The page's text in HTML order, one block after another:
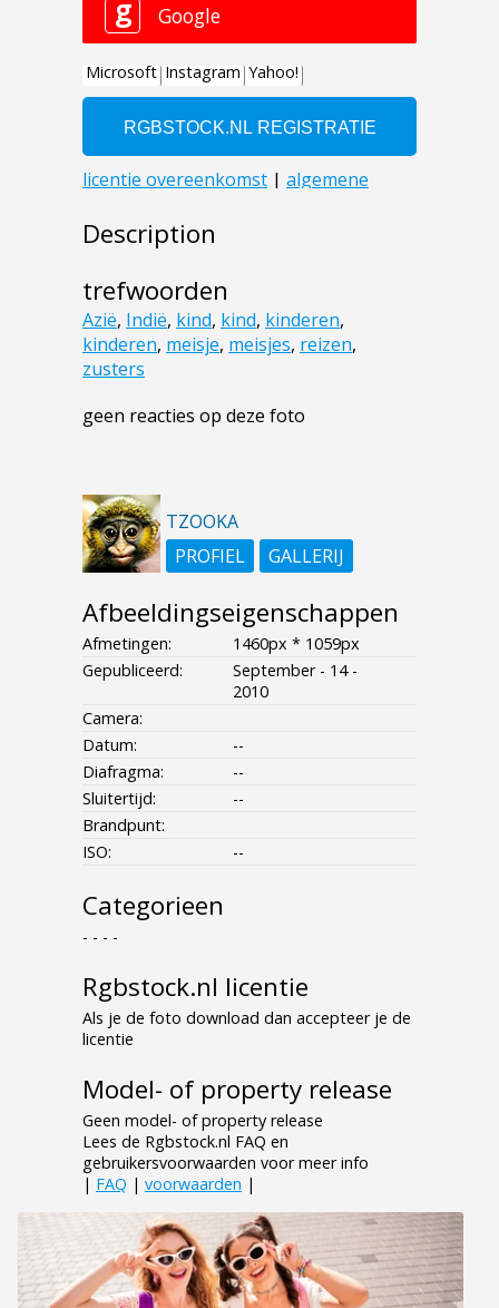
Description
trefwoorden
Azië, Indië, kind, kind, kinderen,
kinderen, meisje, meisjes, reizen,
zusters
geen reacties op deze foto
TZOOKA
PROFIEL
GALLERIJ
Afbeeldingseigenschappen
Afmetingen:
1460px * 1059px
Gepubliceerd:
September - 14 -
2010
Camera:
Datum:
--
Diafragma:
--
Sluitertijd:
--
Brandpunt:
ISO:
--
Categorieen
- - - -
Rgbstock.nl licentie
Als je de foto download dan accepteer je de
licentie
Model- of property release
Geen model- of property release
Lees de Rgbstock.nl FAQ en
gebruikersvoorwaarden voor meer info
| FAQ | voorwaarden |